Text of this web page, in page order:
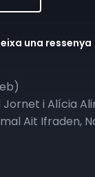
una ressenya
Jornet i Alícia
Ait Ifraden,